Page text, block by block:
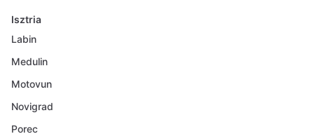
Isztria
Labin
Medulin
Motovun
Novigrad
Porec